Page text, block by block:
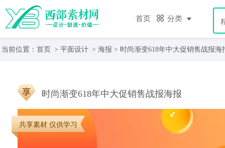
首页 分类
当前位置： 首页 > 平面设计 > 海报 > 时尚渐变618年中大促销售战报海
时尚渐变618年中大促销售战报海报
共享素材 仅供学习